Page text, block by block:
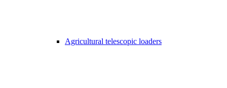
Agricultural telescopic loaders